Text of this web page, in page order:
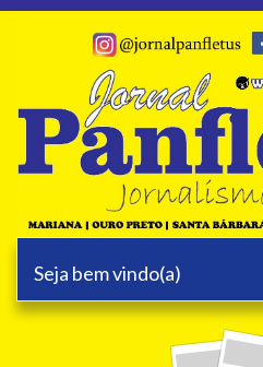
Seja bem vindo(a)